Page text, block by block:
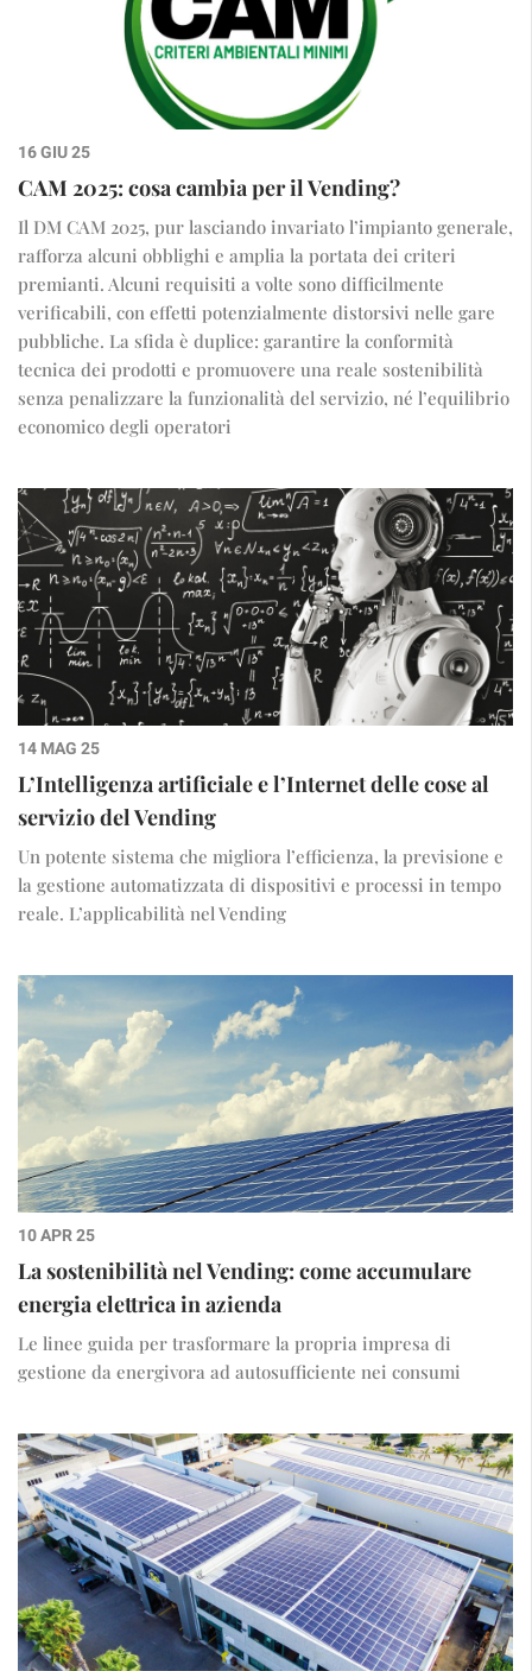
16 GIU 25
CAM 2025: cosa cambia per il Vending?
Il DM CAM 2025, pur lasciando invariato l’impianto generale,
rafforza alcuni obblighi e amplia la portata dei criteri
premianti. Alcuni requisiti a volte sono difficilmente
verificabili, con effetti potenzialmente distorsivi nelle gare
pubbliche. La sfida è duplice: garantire la conformità
tecnica dei prodotti e promuovere una reale sostenibilità
senza penalizzare la funzionalità del servizio, né l’equilibrio
economico degli operatori
14 MAG 25
L’Intelligenza artificiale e l’Internet delle cose al
servizio del Vending
Un potente sistema che migliora l’efficienza, la previsione e
la gestione automatizzata di dispositivi e processi in tempo
reale. L’applicabilità nel Vending
10 APR 25
La sostenibilità nel Vending: come accumulare
energia elettrica in azienda
Le linee guida per trasformare la propria impresa di
gestione da energivora ad autosufficiente nei consumi